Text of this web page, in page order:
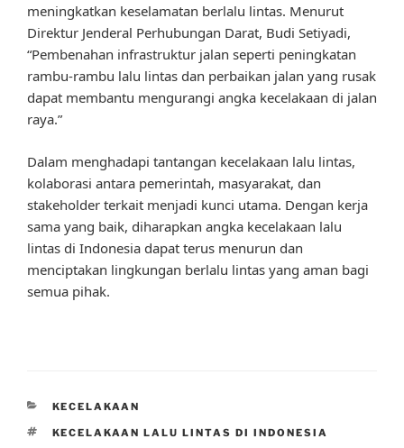
meningkatkan keselamatan berlalu lintas. Menurut
Direktur Jenderal Perhubungan Darat, Budi Setiyadi,
“Pembenahan infrastruktur jalan seperti peningkatan
rambu-rambu lalu lintas dan perbaikan jalan yang rusak
dapat membantu mengurangi angka kecelakaan di jalan
raya.”
Dalam menghadapi tantangan kecelakaan lalu lintas,
kolaborasi antara pemerintah, masyarakat, dan
stakeholder terkait menjadi kunci utama. Dengan kerja
sama yang baik, diharapkan angka kecelakaan lalu
lintas di Indonesia dapat terus menurun dan
menciptakan lingkungan berlalu lintas yang aman bagi
semua pihak.
CATEGORIES
KECELAKAAN
TAGS
KECELAKAAN LALU LINTAS DI INDONESIA